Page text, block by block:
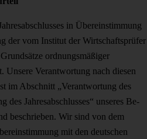
in Übereinstimmung
der vom Institut der Wirtschaftsprüfer
ordnungsmäßiger
Unsere Verantwortung nach diesen
im Abschnitt „Verant­wortung des
des Jahresabschlusses“ unseres Be­
beschrieben. Wir sind von dem
mit den deutschen